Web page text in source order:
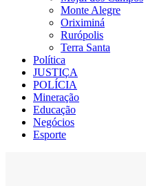
Monte Alegre
Oriximiná
Rurópolis
Terra Santa
Política
JUSTIÇA
POLÍCIA
Mineração
Educação
Negócios
Esporte